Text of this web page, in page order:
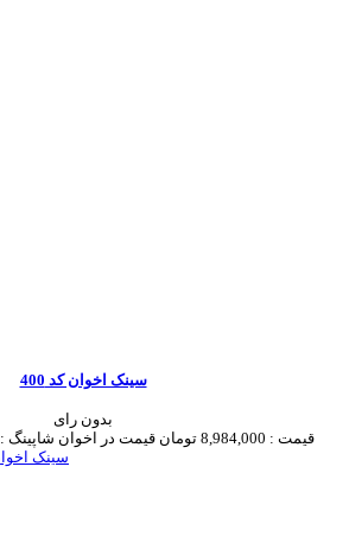
سینک اخوان کد 400
بدون رای
قیمت : 8,984,000 تومان قیمت در اخوان شاپینگ :